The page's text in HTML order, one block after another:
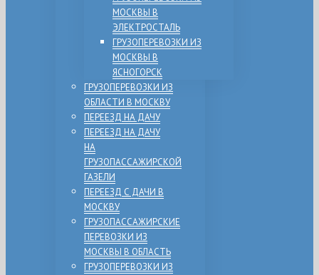
МОСКВЫ В
ЭЛЕКТРОСТАЛЬ
ГРУЗОПЕРЕВОЗКИ ИЗ
МОСКВЫ В
ЯСНОГОРСК
ГРУЗОПЕРЕВОЗКИ ИЗ
ОБЛАСТИ В МОСКВУ
ПЕРЕЕЗД НА ДАЧУ
ПЕРЕЕЗД НА ДАЧУ
НА
ГРУЗОПАССАЖИРСКОЙ
ГАЗЕЛИ
ПЕРЕЕЗД С ДАЧИ В
МОСКВУ
ГРУЗОПАССАЖИРСКИЕ
ПЕРЕВОЗКИ ИЗ
МОСКВЫ В ОБЛАСТЬ
ГРУЗОПЕРЕВОЗКИ ИЗ